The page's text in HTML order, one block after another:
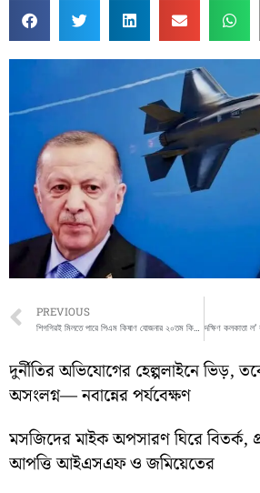
Prev
PREVIOUS
শিগগিরই মিলতে পারে পিএম কিষাণ যোজনার ২০তম কিস্তি, অপেক্ষায় কৃষকরা
দুর্নীতির অভিযোগের হেল্পলাইনে ভিড়,
অসংলগ্ন— নবান্নের পর্যবেক্ষণ
মসজিদের মাইক অপসারণ ঘিরে বিতর্ক,
আপত্তি আইএসএফ ও জমিয়েতের